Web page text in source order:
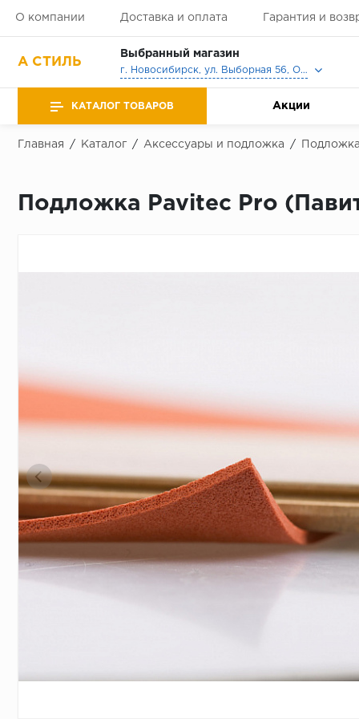
О компании Доставка и оплата Гарантия и
А СТИЛЬ
Выбранный магазин
г. Новосибирск, ул. Выборная 56, Офис, Выставочный зал
КАТАЛОГ ТОВАРОВ Акции
Главная / Каталог / Аксессуары и подложка / Подложка
Подложка Pavitec Pro